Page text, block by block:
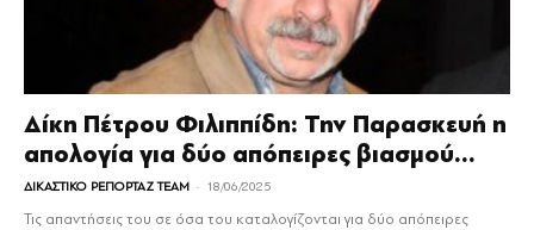
Δίκη Πέτρου Φιλιππίδη: Την Παρασκευή η
απολογία για δύο απόπειρες βιασμού...
ΔΙΚΑΣΤΙΚΟ ΡΕΠΟΡΤΑΖ TEAM - 18/06/2025
Τις απαντήσεις του σε όσα του καταλογίζονται για δύο απόπειρες